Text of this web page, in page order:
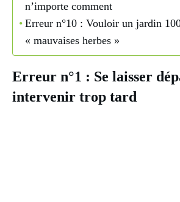
n’importe comment
Erreur n°10 : Vouloir un jardin
« mauvaises herbes »
Erreur n°1 : Se laisser
intervenir trop tard